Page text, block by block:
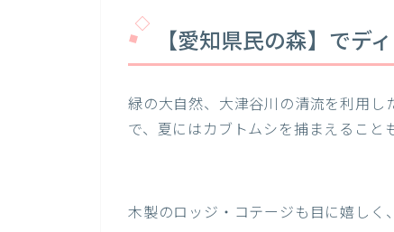
【愛知県民の森】でデ
緑の大自然、大津谷川の清流を利用
で、夏にはカブトムシを捕まえること
木製のロッジ・コテージも目に嬉しく